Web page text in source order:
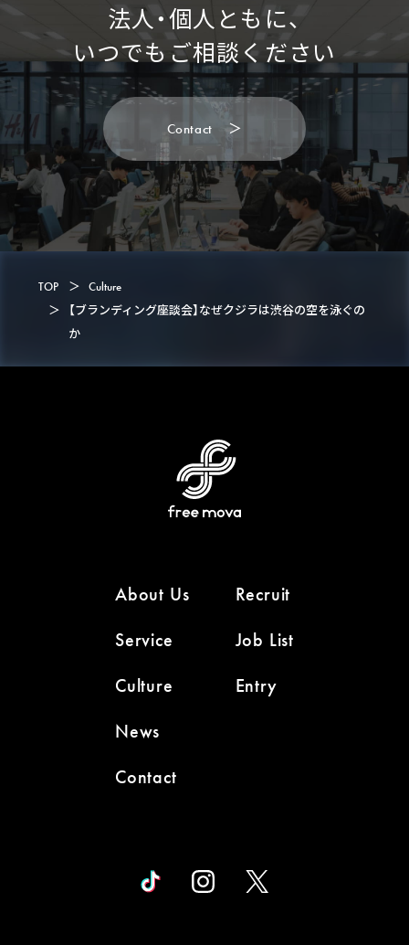
法人・個人ともに、
いつでもご相談ください
Contact
C
＞
TOP ＞ Culture
＞
【ブランディング座談会】なぜクジラは渋谷の空を泳ぐの
か
About Us
Service
Culture
News
Contact
Recruit
Job List
Entry